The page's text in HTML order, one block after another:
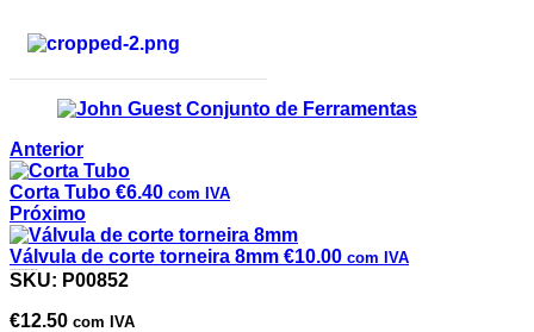
Anterior
Corta Tubo €6.40 com IVA
Próximo
Válvula de corte torneira 8mm €10.00 com IVA
SKU: P00852
€12.50 com IVA